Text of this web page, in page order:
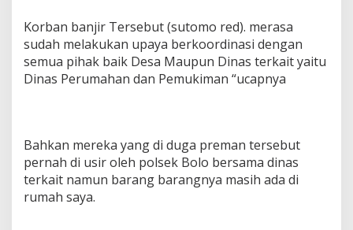
Korban banjir Tersebut (sutomo red). merasa
sudah melakukan upaya berkoordinasi dengan
semua pihak baik Desa Maupun Dinas terkait yaitu
Dinas Perumahan dan Pemukiman “ucapnya
Bahkan mereka yang di duga preman tersebut
pernah di usir oleh polsek Bolo bersama dinas
terkait namun barang barangnya masih ada di
rumah saya.